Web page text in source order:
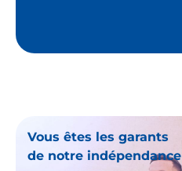
Vous êtes les garants
de notre indépendance